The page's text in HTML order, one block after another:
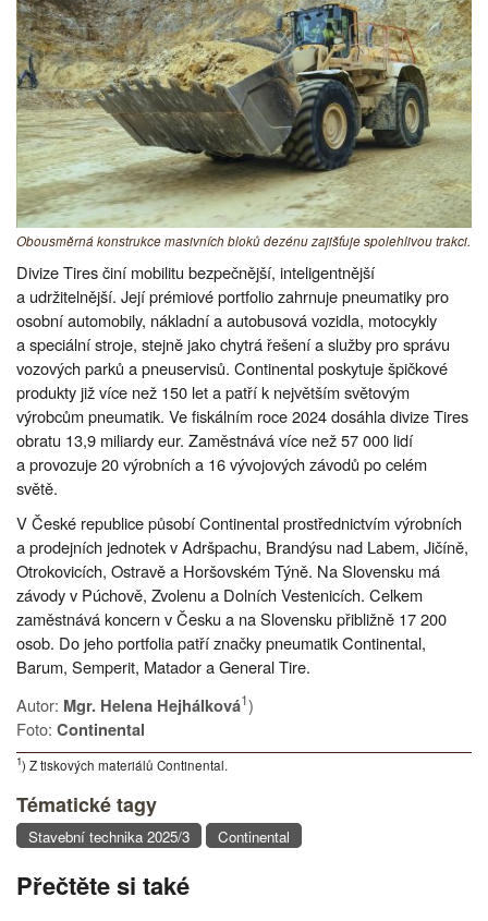
Obousměrná konstrukce masivních bloků dezénu zajišťuje spolehlivou trakci.
Divize Tires činí mobilitu bezpečnější, inteligentnější
a udržitelnější. Její prémiové portfolio zahrnuje pneumatiky pro
osobní automobily, nákladní a autobusová vozidla, motocykly
a speciální stroje, stejně jako chytrá řešení a služby pro správu
vozových parků a pneuservisů. Continental poskytuje špičkové
produkty již více než 150 let a patří k největším světovým
výrobcům pneumatik. Ve fiskálním roce 2024 dosáhla divize Tires
obratu 13,9 miliardy eur. Zaměstnává více než 57 000 lidí
a provozuje 20 výrobních a 16 vývojových závodů po celém
světě.
V České republice působí Continental prostřednictvím výrobních
a prodejních jednotek v Adršpachu, Brandýsu nad Labem, Jičíně,
Otrokovicích, Ostravě a Horšovském Týně. Na Slovensku má
závody v Púchově, Zvolenu a Dolních Vestenicích. Celkem
zaměstnává koncern v Česku a na Slovensku přibližně 17 200
osob. Do jeho portfolia patří značky pneumatik Continental,
Barum, Semperit, Matador a General Tire.
Autor: Mgr. Helena Hejhálková1)
Foto: Continental
1) Z tiskových materiálů Continental.
Tématické tagy
Stavební technika 2025/3 Continental
Přečtěte si také